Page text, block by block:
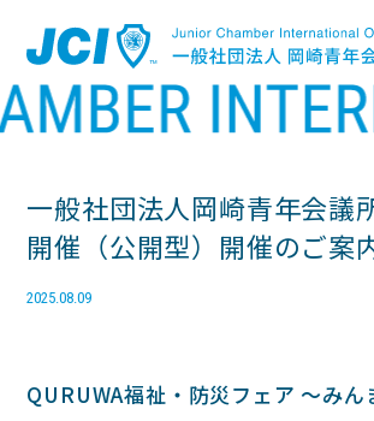
一般社団法人岡崎青年会議
開催（公開型）開催のご案
2025.08.09
QURUWA福祉・防災フェア 〜みん